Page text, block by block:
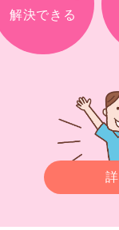
解決できる